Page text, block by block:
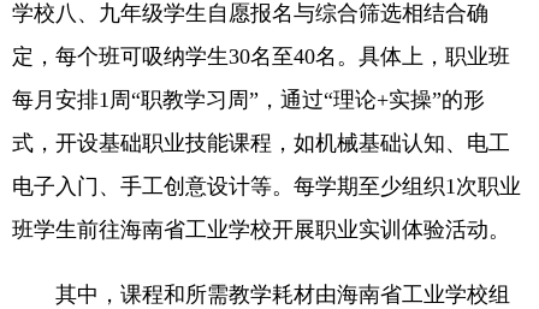
学校八、九年级学生自愿报名与综合筛选相结合确
定，每个班可吸纳学生30名至40名。具体上，职业班
每月安排1周“职教学习周”，通过“理论+实操”的形
式，开设基础职业技能课程，如机械基础认知、电工
电子入门、手工创意设计等。每学期至少组织1次职业
班学生前往海南省工业学校开展职业实训体验活动。
其中，课程和所需教学耗材由海南省工业学校组